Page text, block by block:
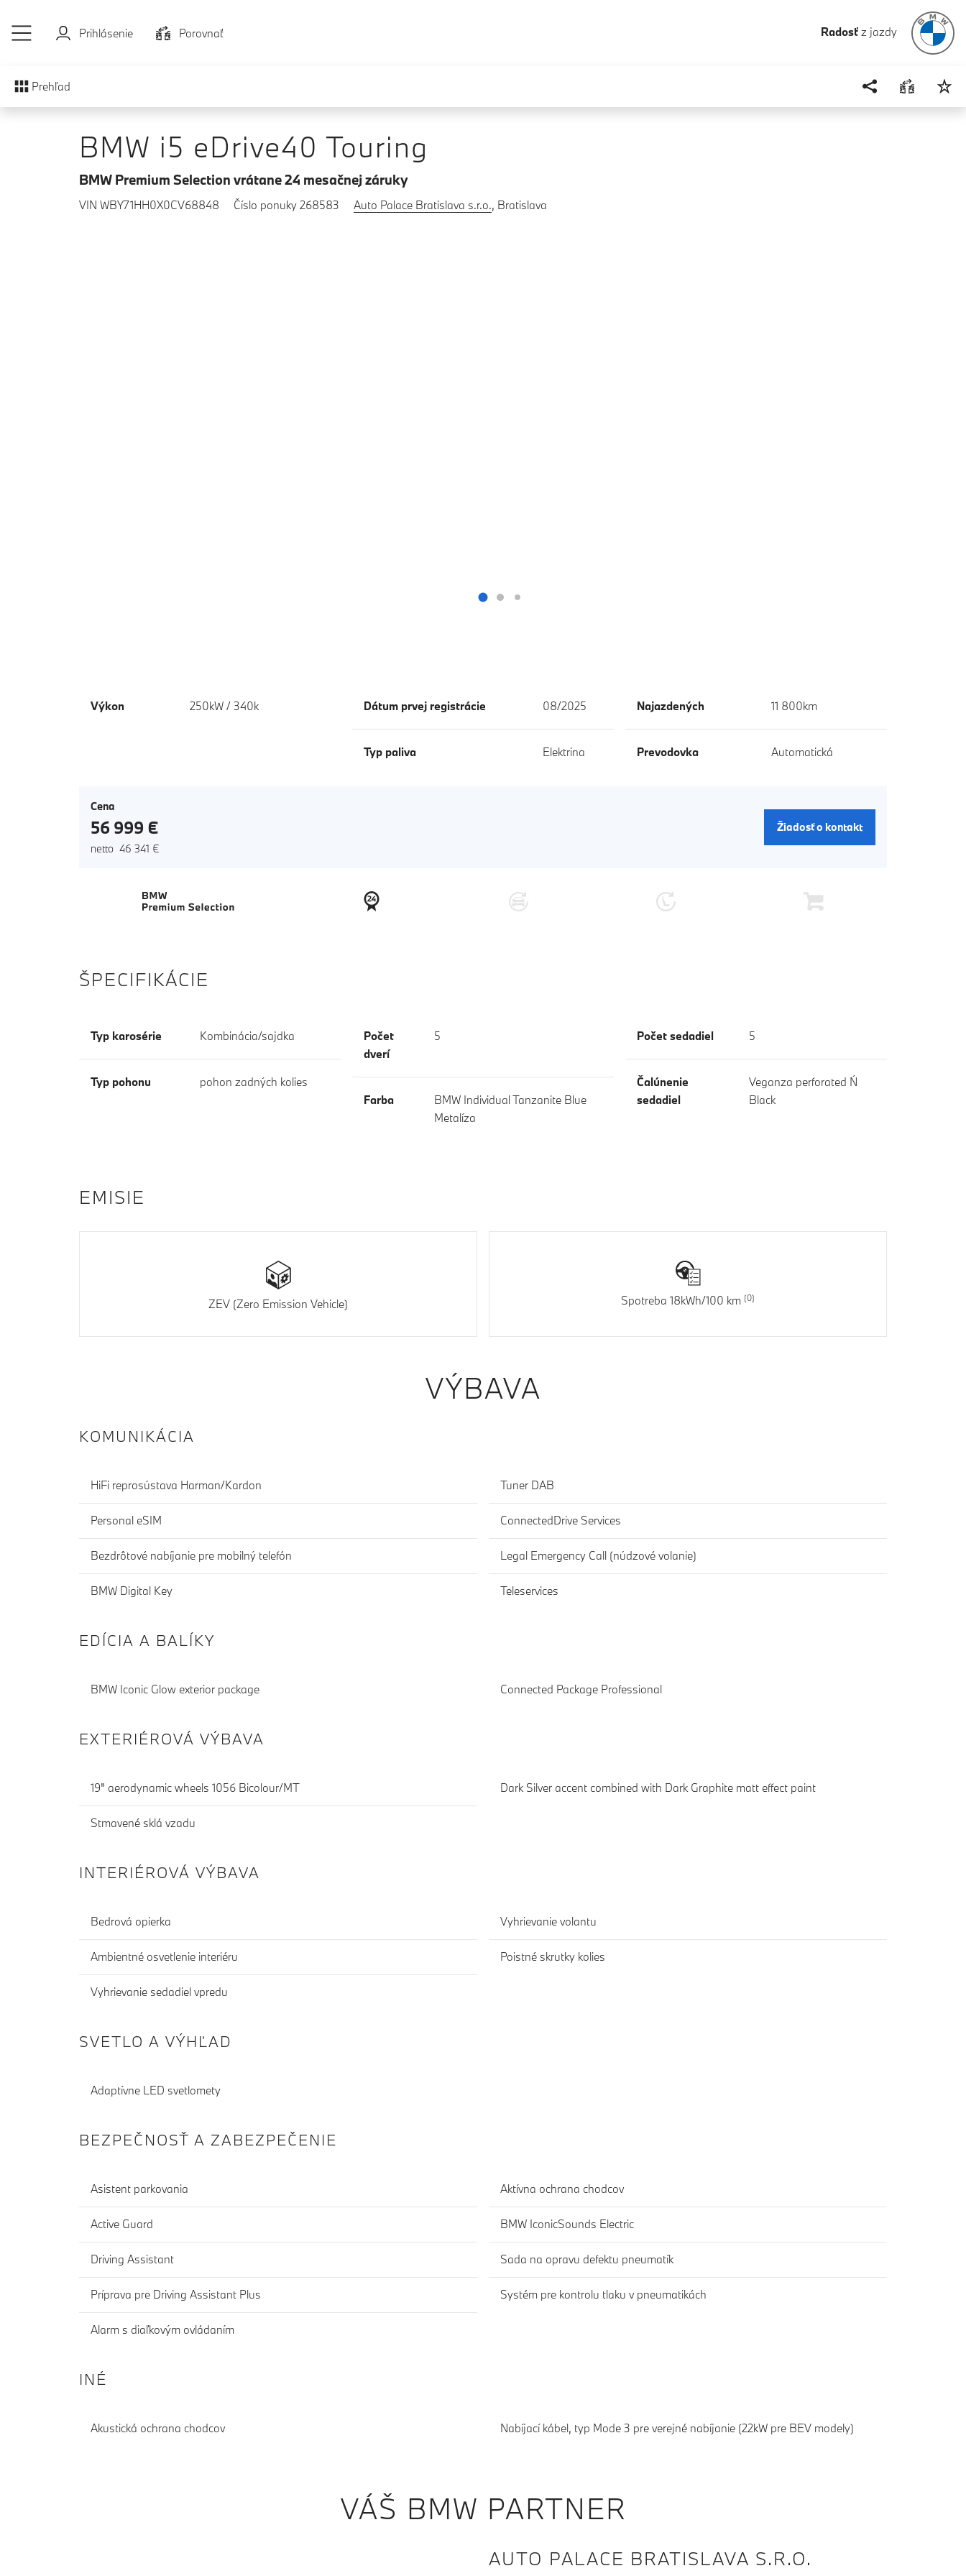
Prihlásenie
Porovnať Radosť z jazdy
Prehľad
BMW i5 eDrive40 Touring
BMW Premium Selection vrátane 24 mesačnej záruky
VIN WBY71HH0X0CV68848 Číslo ponuky 268583 Auto Palace Bratislava s.r.o., Bratislava
Výkon 250kW / 340k Dátum prvej registrácie 08/2025
Typ paliva Elektrina
Najazdených 11 800km
Prevodovka Automatická
Cena
56 999 €
netto 46 341 €
Žiadosť o kontakt
ŠPECIFIKÁCIE
Typ karosérie Kombinácia/sajdka
Typ pohonu pohon zadných kolies
Počet
dverí
5
Farba
BMW Individual Tanzanite Blue
Metalíza
Počet sedadiel 5
Čalúnenie
sedadiel
Veganza perforated Ń
Black
EMISIE
ZEV (Zero Emission Vehicle) Spotreba 18kWh/100 km
VÝBAVA
KOMUNIKÁCIA
HiFi reprosústava Harman/Kardon
Personal eSIM
Bezdrôtové nabíjanie pre mobilný telefón
BMW Digital Key
Tuner DAB
ConnectedDrive Services
Legal Emergency Call (núdzové volanie)
Teleservices
EDÍCIA A BALÍKY
BMW Iconic Glow exterior package Connected Package Professional
EXTERIÉROVÁ VÝBAVA
19" aerodynamic wheels 1056 Bicolour/MT
Stmavené sklá vzadu
Dark Silver accent combined with Dark Graphite matt effect paint
INTERIÉROVÁ VÝBAVA
Bedrová opierka
Ambientné osvetlenie interiéru
Vyhrievanie sedadiel vpredu
Vyhrievanie volantu
Poistné skrutky kolies
SVETLO A VÝHĽAD
Adaptívne LED svetlomety
BEZPEČNOSŤ A ZABEZPEČENIE
Asistent parkovania
Active Guard
Driving Assistant
Príprava pre Driving Assistant Plus
Alarm s diaľkovým ovládaním
Aktívna ochrana chodcov
BMW IconicSounds Electric
Sada na opravu defektu pneumatík
Systém pre kontrolu tlaku v pneumatikách
INÉ
Akustická ochrana chodcov Nabíjací kábel, typ Mode 3 pre verejné nabíjanie (22kW pre BEV modely)
VÁŠ BMW PARTNER
AUTO PALACE BRATISLAVA S.R.O.